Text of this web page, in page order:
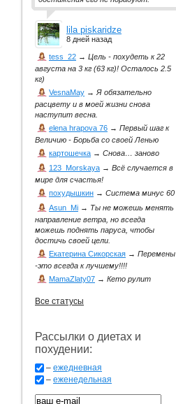
lila piskaridze
8 дней назад
tess_22 → Цель - похудеть к 22
августа на 3 кг (63 кг)! Осталось 2.5
кг)
VesnaMay →Я обязательно
расцвету и в моей жизни снова
наступит весна.
elena hrapova 76 → Первый шаг к
Величию - Борьба со своей Ленью
картошечка → Снова… заново
123_Morskaya → Всё случается в
мире для счастья!
похудышкин → Система минус 60
Asun_Mi → Ты не можешь менять
направление ветра, но всегда
можешь поднять паруса, чтобы
достичь своей цели.
Екатерина Сикорская → Перемены
-это всегда к лучшему!!!!
MamaZlaty07 → Кето рулит
Все статусы
Рассылки о диетах и
похудении:
– ежедневная
– еженедельная